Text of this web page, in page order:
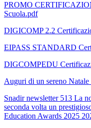
PROMO
Scuola.pdf
DIGICOMP 2.2
EIPASS STANDARD
DIGCOMPEDU
Auguri di un sereno
Snadir newsletter 513 La
seconda volta un
Education Awards 2025